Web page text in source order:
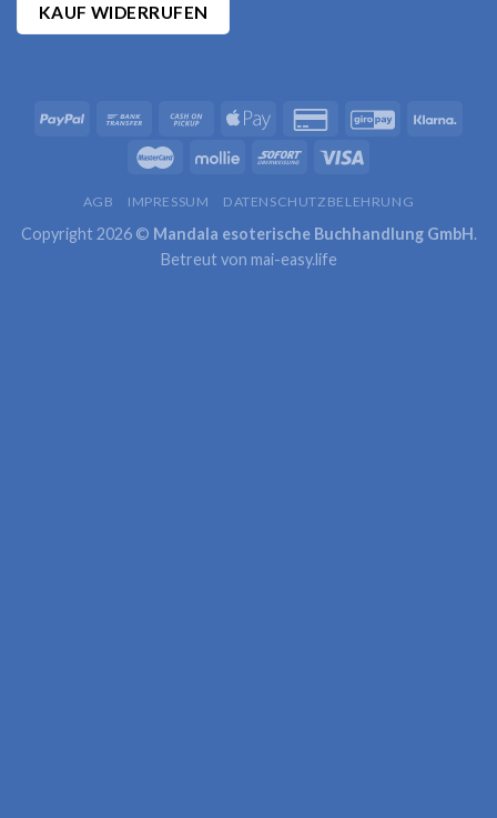
KAUF WIDERRUFEN
AGB IMPRESSUM DATENSCHUTZBELEHRUNG
Copyright 2026 © Mandala esoterische Buchhandlung GmbH.
Betreut von mai-easy.life